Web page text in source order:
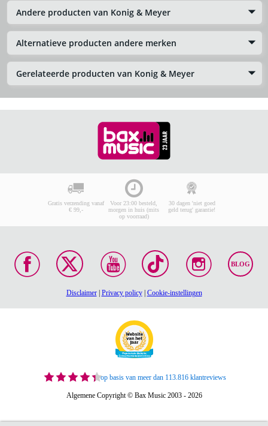
Andere producten van Konig & Meyer
Alternatieve producten andere merken
Gerelateerde producten van Konig & Meyer
Gratis verzending vanaf
€ 99,-
Voor 23:00 besteld,
morgen in huis (mits
op voorraad)
30 dagen 'niet goed
geld terug' garantie!
BLOG
Disclaimer| Privacy policy| Cookie-instellingen
op basis van meer dan 113.816 klantreviews
Algemene Copyright © Bax Music 2003 - 2026